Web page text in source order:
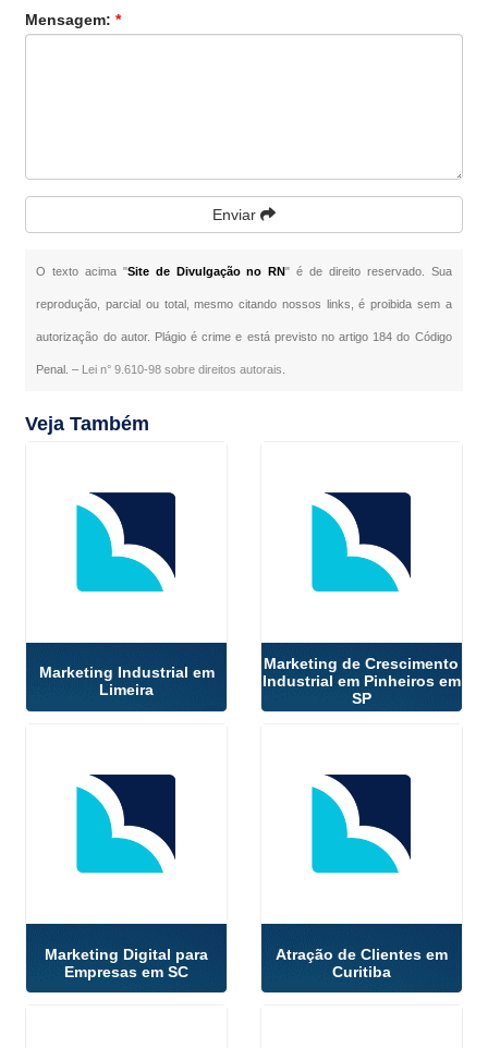
Mensagem:*
Enviar
O texto acima "Site de Divulgação no RN" é de direito reservado. Sua
reprodução, parcial ou total, mesmo citando nossos links, é proibida sem a
autorização do autor. Plágio é crime e está previsto no artigo 184 do Código
Penal. – Lei n° 9.610-98 sobre direitos autorais
Veja Também
Marketing Industrial em
Limeira
Marketing de Crescimento
Industrial em Pinheiros em
SP
Marketing Digital para
Empresas em SC
Atração de Clientes em
Curitiba